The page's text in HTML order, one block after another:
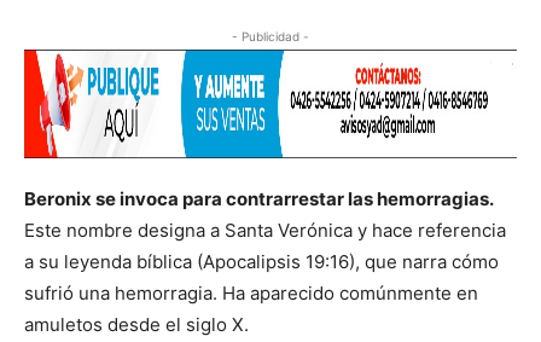
- Publicidad -
Beronix se invoca para contrarrestar las hemorragias.
Este nombre designa a Santa Verónica y hace referencia
a su leyenda bíblica (Apocalipsis 19:16), que narra cómo
sufrió una hemorragia. Ha aparecido comúnmente en
amuletos desde el siglo X.